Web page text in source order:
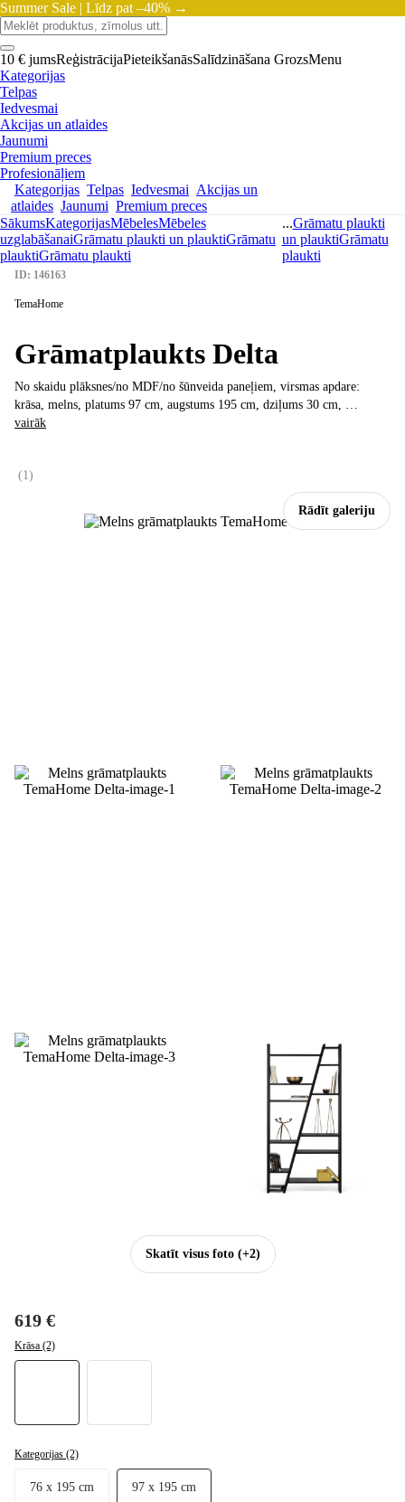
Summer Sale | Līdz pat –40% →
10 € jumsReģistrācijaPieteikšanāsSalīdzināšana GrozsMenu
Kategorijas
Telpas
Iedvesmai
Akcijas un atlaides
Jaunumi
Premium preces
Profesionāļiem
Kategorijas Telpas Iedvesmai Akcijas un
atlaides Jaunumi Premium preces
SākumsKategorijasMēbelesMēbeles
uzglabāšanaiGrāmatu plaukti un plauktiGrāmatu
plauktiGrāmatu plaukti
...Grāmatu plaukti
un plauktiGrāmatu
plaukti
Rādīt galeriju
Skatīt visus foto(+2)
ID: 146163
TemaHome
Grāmatplaukts Delta
No skaidu plāksnes/no MDF/no šūnveida paneļiem, virsmas apdare:
krāsa, melns, platums 97 cm, augstums 195 cm, dziļums 30 cm, …
vairāk
(1 )
619 €
Krāsa (2)
Kategorijas (2)
76 x 195 cm 97 x 195 cm